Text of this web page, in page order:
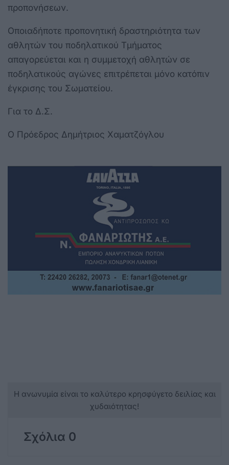
προπονήσεων.
Οποιαδήποτε προπονητική δραστηριότητα των
αθλητών του ποδηλατικού Τμήματος
απαγορεύεται και η συμμετοχή αθλητών σε
ποδηλατικούς αγώνες επιτρέπεται μόνο κατόπιν
έγκρισης του Σωματείου.
Για το Δ.Σ.
O Πρόεδρος Δημήτριος Χαματζόγλου
Η ανωνυμία είναι το καλύτερο κρησφύγετο δειλίας και
χυδαιότητας!
Σχόλια 0